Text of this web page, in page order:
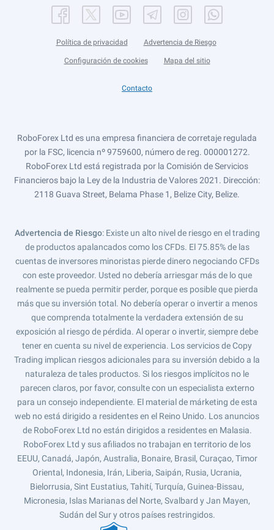
Política de privacidad Advertencia de Riesgo
Configuración de cookies Mapa del sitio
Contacto
RoboForex Ltd es una empresa financiera de corretaje regulada
por la FSC, licencia nº 9759600, número de reg. 000001272.
RoboForex Ltd está registrada por la Comisión de Servicios
Financieros bajo la Ley de la Industria de Valores 2021. Dirección:
2118 Guava Street, Belama Phase 1, Belize City, Belize.
Advertencia de Riesgo: Existe un alto nivel de riesgo en el trading
de productos apalancados como los CFDs. El 75.85% de las
cuentas de inversores minoristas pierde dinero negociando CFDs
con este proveedor. Usted no debería arriesgar más de lo que
realmente se pueda permitir perder, porque es posible que pierda
más que su inversión total. No debería operar o invertir a menos
que comprenda totalmente la verdadera extensión de su
exposición al riesgo de pérdida. Al operar o invertir, siempre debe
tener en cuenta su nivel de experiencia. Los servicios de Copy
Trading implican riesgos adicionales para su inversión debido a la
naturaleza de tales productos. Si los riesgos implícitos no le
parecen claros, por favor, consulte con un especialista externo
para un consejo independiente. El material de márketing de esta
web no está dirigido a residentes en el Reino Unido. Los anuncios
de RoboForex Ltd no están dirigidos a residentes en Malasia.
RoboForex Ltd y sus afiliados no trabajan en territorio de los
EEUU, Canadá, Japón, Australia, Bonaire, Brasil, Curaçao, Timor
Oriental, Indonesia, Irán, Liberia, Saipán, Rusia, Ucrania,
Bielorrusia, Sint Eustatius, Tahití, Turquía, Guinea-Bissau,
Micronesia, Islas Marianas del Norte, Svalbard y Jan Mayen,
Sudán del Sur y otros países restringidos.